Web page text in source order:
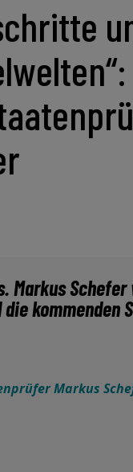
Schefer
kommenden
Markus